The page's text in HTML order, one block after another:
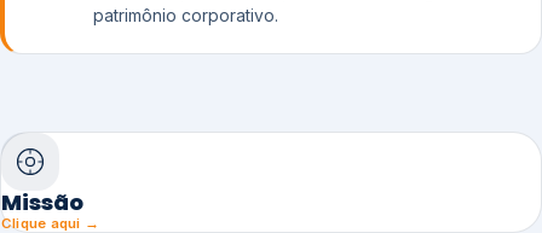
patrimônio corporativo.
Missão
Clique aqui →